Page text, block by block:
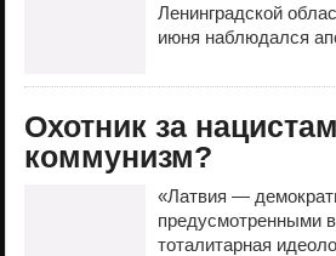
Ленинградской
июня наблюдался
Охотник за
коммунизм?
«Латвия —
предусмотренными
тоталитарная